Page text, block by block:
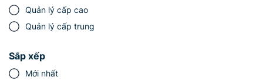
Quản lý cấp cao
Quản lý cấp trung
Sắp xếp
Mới nhất